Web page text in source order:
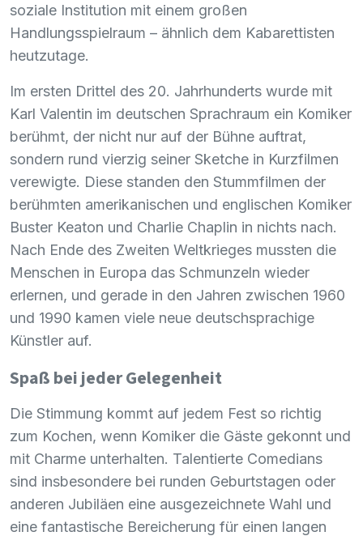
soziale Institution mit einem großen
Handlungsspielraum – ähnlich dem Kabarettisten
heutzutage.
Im ersten Drittel des 20. Jahrhunderts wurde mit
Karl Valentin im deutschen Sprachraum ein Komiker
berühmt, der nicht nur auf der Bühne auftrat,
sondern rund vierzig seiner Sketche in Kurzfilmen
verewigte. Diese standen den Stummfilmen der
berühmten amerikanischen und englischen Komiker
Buster Keaton und Charlie Chaplin in nichts nach.
Nach Ende des Zweiten Weltkrieges mussten die
Menschen in Europa das Schmunzeln wieder
erlernen, und gerade in den Jahren zwischen 1960
und 1990 kamen viele neue deutschsprachige
Künstler auf.
Spaß bei jeder Gelegenheit
Die Stimmung kommt auf jedem Fest so richtig
zum Kochen, wenn Komiker die Gäste gekonnt und
mit Charme unterhalten. Talentierte Comedians
sind insbesondere bei runden Geburtstagen oder
anderen Jubiläen eine ausgezeichnete Wahl und
eine fantastische Bereicherung für einen langen